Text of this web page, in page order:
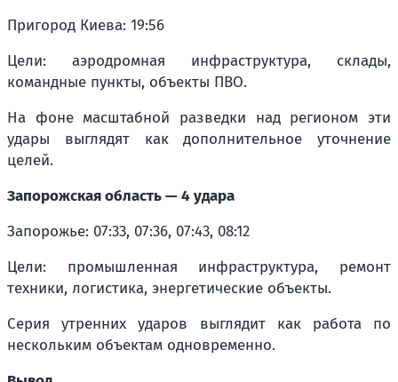
Пригород Киева: 19:56
Цели: аэродромная инфраструктура, склады,
командные пункты, объекты ПВО.
На фоне масштабной разведки над регионом эти
удары выглядят как дополнительное уточнение
целей.
Запорожская область — 4 удара
Запорожье: 07:33, 07:36, 07:43, 08:12
Цели: промышленная инфраструктура, ремонт
техники, логистика, энергетические объекты.
Серия утренних ударов выглядит как работа по
нескольким объектам одновременно.